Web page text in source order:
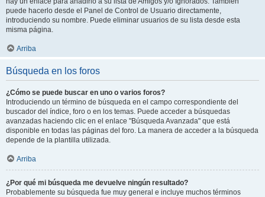
puede hacerlo desde el Panel de Control de Usuario directamente,
introduciendo su nombre. Puede eliminar usuarios de su lista desde esta
misma página.
Arriba
Búsqueda en los foros
¿Cómo se puede buscar en uno o varios foros?
Introduciendo un término de búsqueda en el campo correspondiente del
buscador del índice, foro o en los temas. Puede acceder a búsquedas
avanzadas haciendo clic en el enlace "Búsqueda Avanzada" que está
disponible en todas las páginas del foro. La manera de acceder a la búsqueda
depende de la plantilla utilizada.
Arriba
¿Por qué mi búsqueda me devuelve ningún resultado?
Probablemente su búsqueda fue muy general e incluye muchos términos